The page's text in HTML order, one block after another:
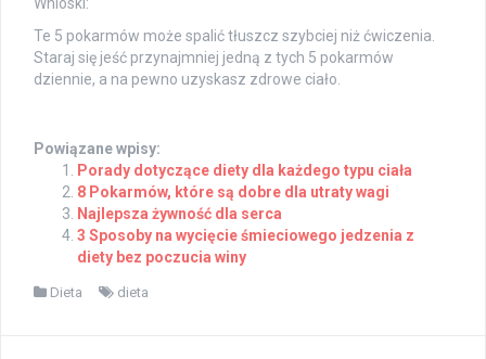
Te 5 pokarmów może spalić tłuszcz szybciej niż ćwiczenia.
Staraj się jeść przynajmniej jedną z tych 5 pokarmów
dziennie, a na pewno uzyskasz zdrowe ciało.
Powiązane wpisy:
Porady dotyczące diety dla każdego typu ciała
8 Pokarmów, które są dobre dla utraty wagi
Najlepsza żywność dla serca
3 Sposoby na wycięcie śmieciowego jedzenia z
diety bez poczucia winy
Dieta dieta